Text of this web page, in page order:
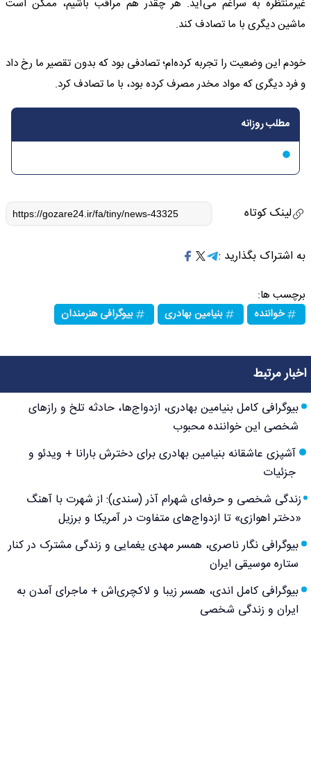
غیرمنتظره به سراغم می‌آید. هر چقدر هم مراقب باشیم، ممکن است
ماشین دیگری با ما تصادف کند.
خودم این وضعیت را تجربه کرده‌ام؛ تصادفی بود که بدون تقصیر ما رخ داد
و فرد دیگری که مواد مخدر مصرف کرده بود، با ما تصادف کرد.
مطلب روزانه
لینک کوتاه
به اشتراک بگذارید :
برچسب ها:
خواننده بنیامین بهادری بیوگرافی هنرمندان
اخبار مرتبط
بیوگرافی کامل بنیامین بهادری، ازدواج‌ها، حادثه تلخ و رازهای
شخصی این خواننده محبوب
آشپزی عاشقانه بنیامین بهادری برای دخترش بارانا + ویدئو و
جزئیات
زندگی شخصی و حرفه‌ای شهرام آذر (سندی): از شهرت با آهنگ
«دختر اهوازی» تا ازدواج‌های متفاوت در آمریکا و برزیل
بیوگرافی نگار ناصری، همسر مهدی یغمایی و زندگی مشترک در کنار
ستاره موسیقی ایران
بیوگرافی کامل اندی، همسر زیبا و لاکچری‌اش + ماجرای آمدن به
ایران و زندگی شخصی